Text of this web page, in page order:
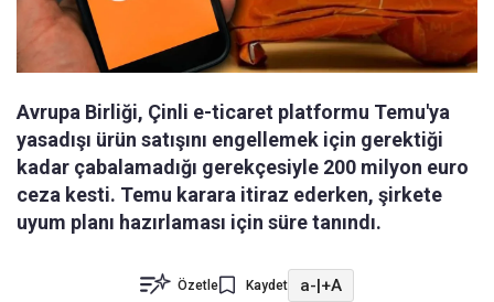
Avrupa Birliği, Çinli e-ticaret platformu Temu'ya
yasadışı ürün satışını engellemek için gerektiği
kadar çabalamadığı gerekçesiyle 200 milyon euro
ceza kesti. Temu karara itiraz ederken, şirkete
uyum planı hazırlaması için süre tanındı.
Özetle Kaydet a-|+A